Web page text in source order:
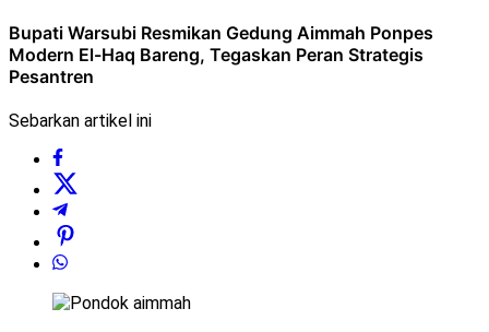
Bupati Warsubi Resmikan Gedung Aimmah Ponpes
Modern El-Haq Bareng, Tegaskan Peran Strategis
Pesantren
Sebarkan artikel ini